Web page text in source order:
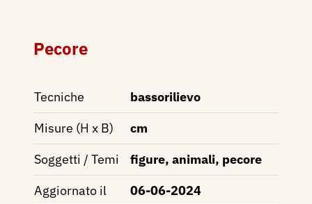
Pecore
Tecniche
bassorilievo
Misure (H x B)
cm
Soggetti / Temi
figure, animali, pecore
Aggiornato il
06-06-2024